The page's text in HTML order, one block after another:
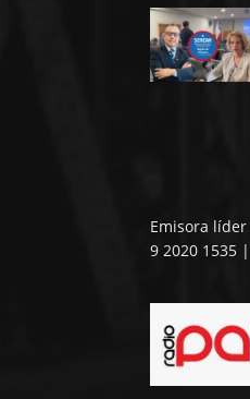
Emisora
9 2020 1535